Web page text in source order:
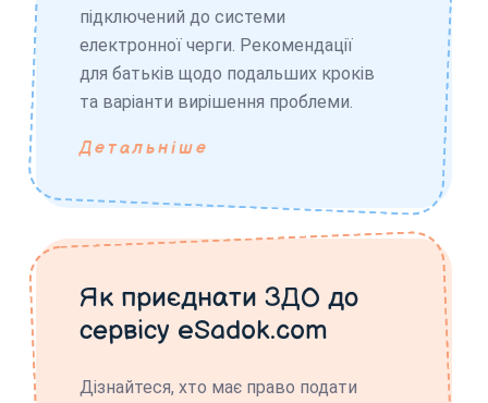
підключений до системи
електронної черги. Рекомендації
для батьків щодо подальших кроків
та варіанти вирішення проблеми.
Детальніше
Як приєднати ЗДО до
сервісу eSadok.com
Дізнайтеся, хто має право подати